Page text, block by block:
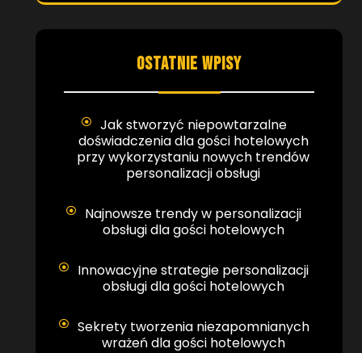
OSTATNIE WPISY
Jak stworzyć niepowtarzalne
doświadczenia dla gości hotelowych
przy wykorzystaniu nowych trendów
personalizacji obsługi
Najnowsze trendy w personalizacji
obsługi dla gości hotelowych
Innowacyjne strategie personalizacji
obsługi dla gości hotelowych
Sekrety tworzenia niezapomnianych
wrażeń dla gości hotelowych